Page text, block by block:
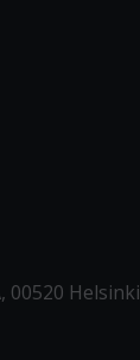
00520 Helsinki